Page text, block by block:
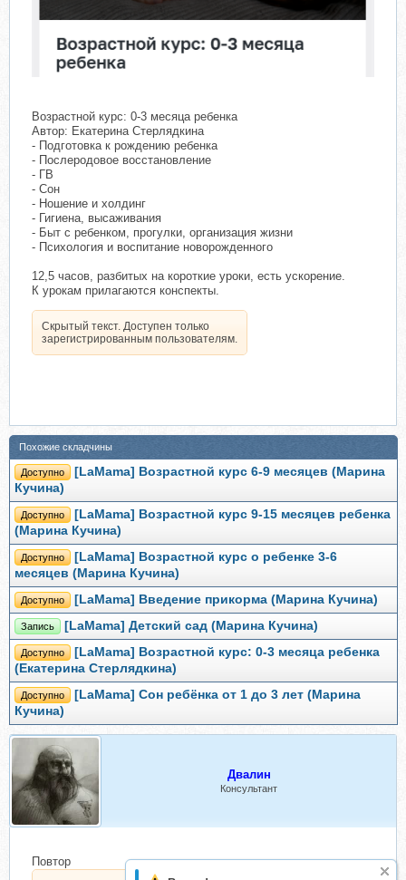
Возрастной курс: 0-3 месяца ребенка
Автор: Екатерина Стерлядкина
- Подготовка к рождению ребенка
- Послеродовое восстановление
- ГВ
- Сон
- Ношение и холдинг
- Гигиена, высаживания
- Быт с ребенком, прогулки, организация жизни
- Психология и воспитание новорожденного
12,5 часов, разбитых на короткие уроки, есть ускорение.
К урокам прилагаются конспекты.
Скрытый текст. Доступен только
зарегистрированным пользователям.
Похожие складчины
Доступно
[LaMama] Возрастной курс 6-9 месяцев (Марина
Кучина)
Доступно
[LaMama] Возрастной курс 9-15 месяцев ребенка
(Марина Кучина)
Доступно
[LaMama] Возрастной курс о ребенке 3-6
месяцев (Марина Кучина)
Доступно [LaMama] Введение прикорма (Марина Кучина)
Запись [LaMama] Детский сад (Марина Кучина)
Доступно
[LaMama] Возрастной курс: 0-3 месяца ребенка
(Екатерина Стерлядкина)
Доступно
[LaMama] Сон ребёнка от 1 до 3 лет (Марина
Кучина)
Двалин
Консультант
Повтор